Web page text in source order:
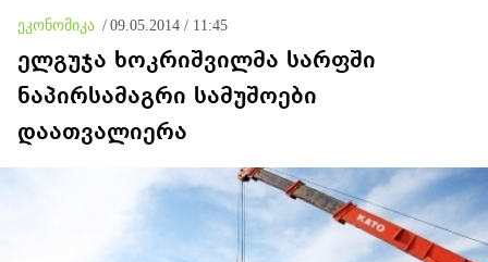
ეკონომიკა / 09.05.2014 / 11:45
ელგუჯა ხოკრიშვილმა სარფში
ნაპირსამაგრი სამუშოები
დაათვალიერა